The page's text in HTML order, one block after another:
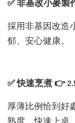
✅ 非基改小麥製
採用非基因改造
郁、安心健康。
✅ 快速烹煮 👉
厚薄比例恰到好
熟度，快速上桌。